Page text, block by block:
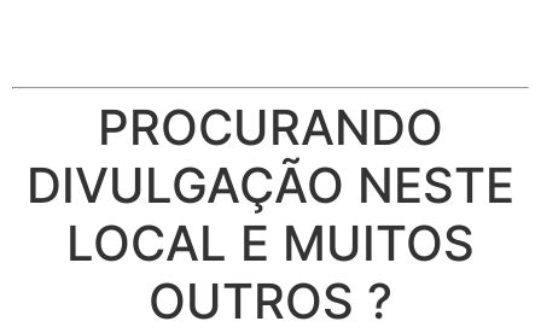
PROCURANDO
DIVULGAÇÃO NESTE
LOCAL E MUITOS
OUTROS ?